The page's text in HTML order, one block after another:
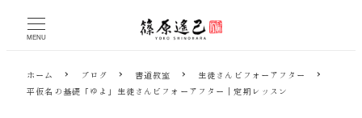
MENU
ホーム ブログ 書道教室
生徒さんビフォーアフター
平仮名の基礎「ゆよ」生徒さんビフォーアフター｜定期レッスン